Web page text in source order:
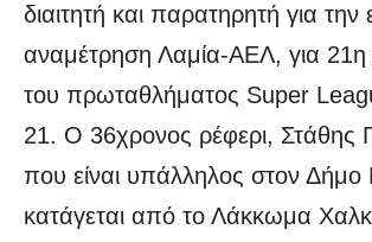
διαιτητή και παρατηρητή για
αναμέτρηση Λαμία-ΑΕΛ, για 21η
του πρωταθλήματος Super
21. Ο 36χρονος ρέφερι, Στάθης
που είναι υπάλληλος στον Δήμο
κατάγεται από το Λάκκωμα